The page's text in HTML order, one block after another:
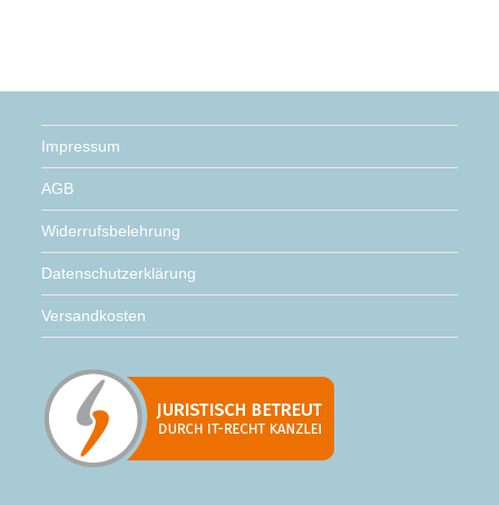
Impressum
AGB
Widerrufsbelehrung
Datenschutzerklärung
Versandkosten